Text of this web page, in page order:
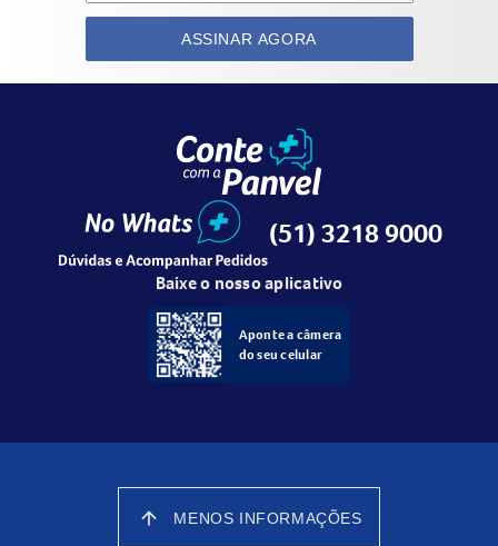
ASSINAR AGORA
(51) 3218 9000
Baixe o nosso aplicativo
Aponte a câmera
do seu celular
arrow_upward MENOS INFORMAÇÕES